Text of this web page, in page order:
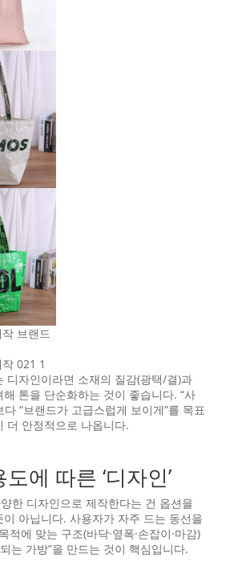
디자인이라면 소재의 질감(광택/결)과
톤을 단순화하는 것이 좋습니다. “사
다 “브랜드가 고급스럽게 보이게”를 목표
더 안정적으로 나옵니다.
에 따른 ‘디자인’
한 디자인으로 제작한다는 건 옵션을
이 아닙니다. 사용자가 자주 드는 동선을
적에 맞는 구조(바닥·옆폭·손잡이·마감)
는 가방”을 만드는 것이 핵심입니다.